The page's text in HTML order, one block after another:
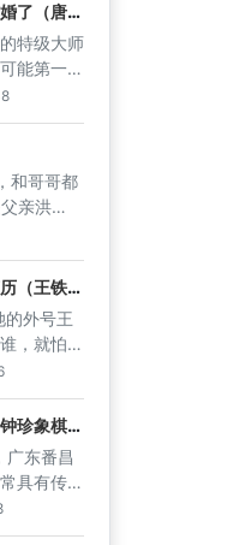
了（唐丹
棋盘人
特级大师
能第一想
大佬。实
情侣，他
。本篇的
，一直有
淳还没有
上唐丹就
她，多
，陈丽淳
的马炮双
和哥哥都
亲洪
中成长
号 洪天
智的棋
大，尤
否认是
成名，
（王铁锤
）
的外号王
，就怕铁
口的顺
王铁锤。
大爷而出
”，头条
铁锤王铁
，真名目
测她是著
珍象棋真
为下一个
东番昌
具有传奇
江湖棋
踪不定，